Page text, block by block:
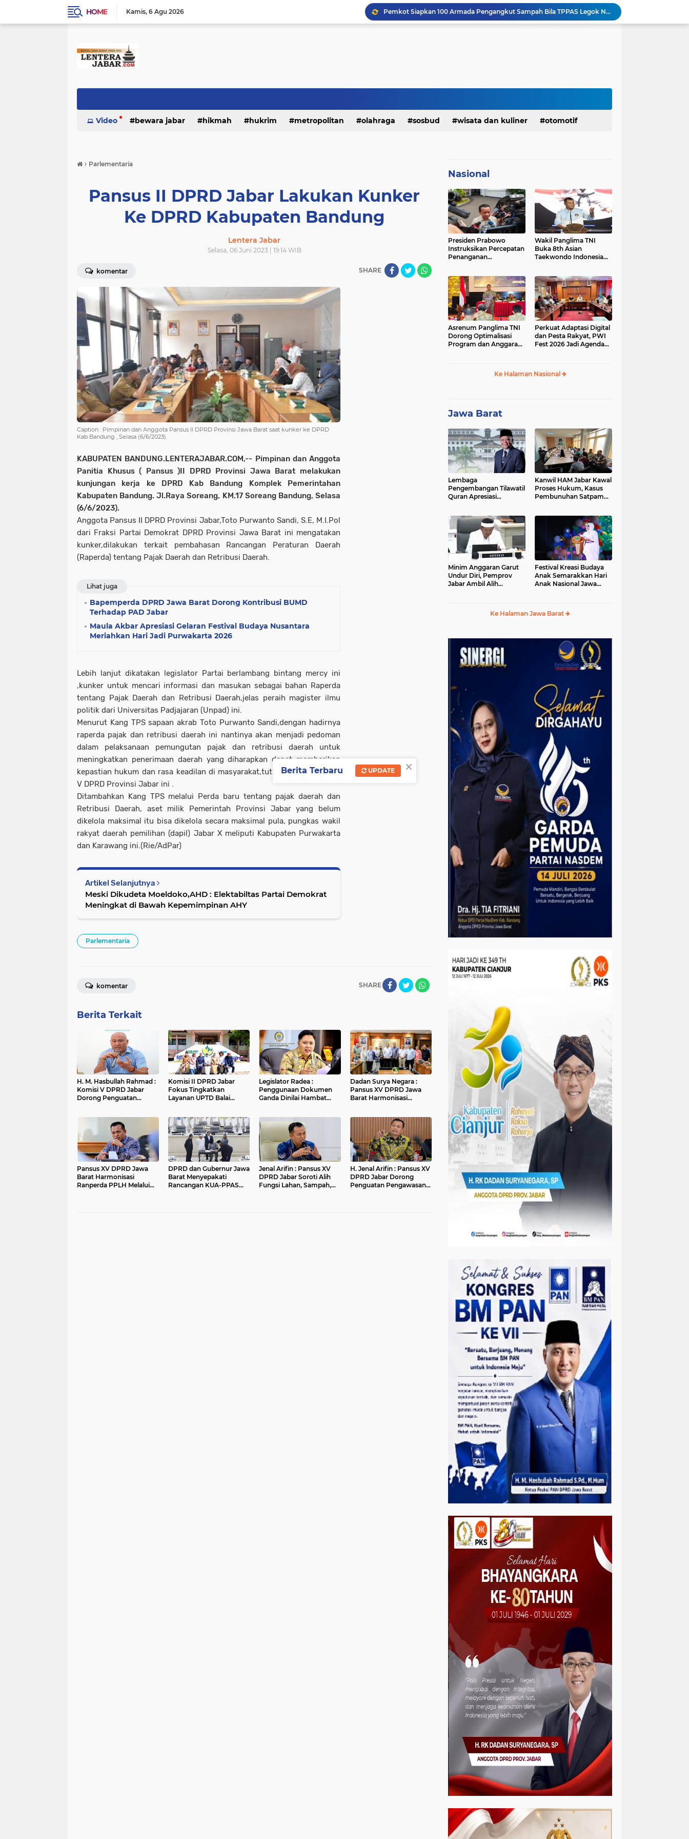
HOME Kamis 6 Agu 2026
Serda Muhammad Raihan Fadhila Raih Emas pada 8th Asian Taekwondo Indonesia Open Championship 2026
Presiden Prabowo Instruksikan Percepatan Penanganan Pemadaman Listrik & Jaga Stabilitas Harga BBM
DPRD dan Gubernur Jawa Barat Menyepakati Rancangan KUA-PPAS APBD Tahun Anggaran 2027
Video bewara jabar hikmah hukrim metropolitan olahraga sosbud wisata dan kuliner otomotif
› Parlementaria
Pansus II DPRD Jabar Lakukan Kunker
Ke DPRD Kabupaten Bandung
Lentera Jabar
Selasa, 06 Juni 2023 | 19:14 WIB
komentar SHARE
Caption : Pimpinan dan Anggota Pansus II DPRD Provinsi Jawa Barat saat kunker ke DPRD
Kab Bandung , Selasa (6/6/2023).
KABUPATEN BANDUNG.LENTERAJABAR.COM,-- Pimpinan dan Anggota
Panitia Khusus ( Pansus )II DPRD Provinsi Jawa Barat melakukan
kunjungan kerja ke DPRD Kab Bandung Komplek Pemerintahan
Kabupaten Bandung. Jl.Raya Soreang, KM.17 Soreang Bandung, Selasa
(6/6/2023).
Anggota Pansus II DPRD Provinsi Jabar,Toto Purwanto Sandi, S.E, M.I.Pol
dari Fraksi Partai Demokrat DPRD Provinsi Jawa Barat ini mengatakan
kunker,dilakukan terkait pembahasan Rancangan Peraturan Daerah
(Raperda) tentang Pajak Daerah dan Retribusi Daerah.
Lihat juga
Bapemperda DPRD Jawa Barat Dorong Kontribusi BUMD
Terhadap PAD Jabar
Maula Akbar Apresiasi Gelaran Festival Budaya Nusantara
Meriahkan Hari Jadi Purwakarta 2026
Lebih lanjut dikatakan legislator Partai berlambang bintang mercy ini
,kunker untuk mencari informasi dan masukan sebagai bahan Raperda
tentang Pajak Daerah dan Retribusi Daerah,jelas peraih magister ilmu
politik dari Universitas Padjajaran (Unpad) ini.
Menurut Kang TPS sapaan akrab Toto Purwanto Sandi,dengan hadirnya
raperda pajak dan retribusi daerah ini nantinya akan menjadi pedoman
dalam pelaksanaan pemungutan pajak dan retribusi daerah untuk
meningkatkan penerimaan daerah yang diharapkan dapat memberikan
kepastian hukum dan rasa keadilan di masyarakat,tutur Anggota Komisi
V DPRD Provinsi Jabar ini .
Ditambahkan Kang TPS melalui Perda baru tentang pajak daerah dan
Retribusi Daerah, aset milik Pemerintah Provinsi Jabar yang belum
dikelola maksimal itu bisa dikelola secara maksimal pula, pungkas wakil
rakyat daerah pemilihan (dapil) Jabar X meliputi Kabupaten Purwakarta
dan Karawang ini.(Rie/AdPar)
Artikel Selanjutnya
Meski Dikudeta Moeldoko,AHD : Elektabiltas Partai Demokrat
Meningkat di Bawah Kepemimpinan AHY
Parlementaria
SHARE
komentar
Berita Terkait
H. M. Hasbullah Rahmad :
Komisi V DPRD Jabar
Dorong Penguatan
Rakyat di Kabupaten
Bandung
Komisi II DPRD Jabar
Fokus Tingkatkan
Layanan UPTD Balai
Legislator Radea :
Penggunaan Dokumen
Ganda Dinilai Hambat
Sampah di Kota Bandung
Dadan Surya Negara :
Pansus XV DPRD Jawa
Barat Harmonisasi
Pansus XV DPRD Jawa
Barat Harmonisasi
Ranperda PPLH Melalui
DPRD dan Gubernur Jawa
Barat Menyepakati
Rancangan KUA-PPAS
Jenal Arifin : Pansus XV
DPRD Jabar Soroti Alih
Fungsi Lahan, Sampah,
H. Jenal Arifin : Pansus XV
DPRD Jabar Dorong
Penguatan Pengawasan
Nasional
Presiden Prabowo
Instruksikan Percepatan
Penanganan
BBM
Wakil Panglima TNI
Buka 8th Asian
Taekwondo Indonesia
Asrenum Panglima TNI
Dorong Optimalisasi
Program dan Anggaran
Perkuat Adaptasi Digital
dan Pesta Rakyat, PWI
Fest 2026 Jadi Agenda
Ke Halaman Nasional
Jawa Barat
Lembaga
Pengembangan Tilawatil
Quran Apresiasi
Langsung MTQ Jabar
Kanwil HAM Jabar Kawal
Proses Hukum, Kasus
Pembunuhan Satpam
Minim Anggaran Garut
Undur Diri, Pemprov
Jabar Ambil Alih
Festival Kreasi Budaya
Anak Semarakkan Hari
Anak Nasional Jawa
Sunda
Ke Halaman Jawa Barat
×
Berita Terbaru UPDATE